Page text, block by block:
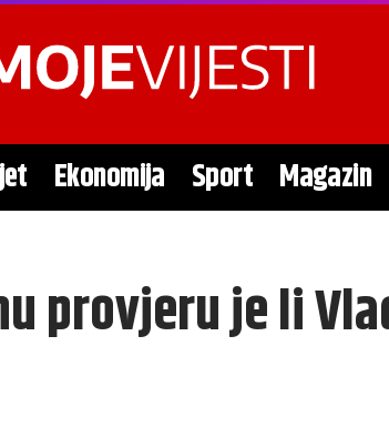
Ekonomija Sport Magazin
provjeru je li